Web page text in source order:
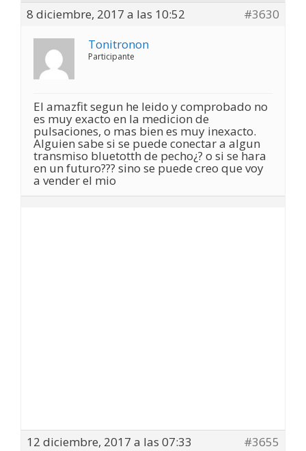
8 diciembre, 2017 a las 10:52
#3630
Tonitronon
Participante
El amazfit segun he leido y comprobado no
es muy exacto en la medicion de
pulsaciones, o mas bien es muy inexacto.
Alguien sabe si se puede conectar a algun
transmiso bluetotth de pecho¿? o si se hara
en un futuro??? sino se puede creo que voy
a vender el mio
12 diciembre, 2017 a las 07:33 #3655